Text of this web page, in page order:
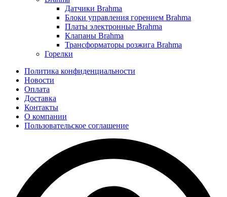
Датчики Brahma
Блоки управления горением Brahma
Платы электронные Brahma
Клапаны Brahma
Трансформаторы розжига Brahma
Горелки
Политика конфиденциальности
Новости
Оплата
Доставка
Контакты
О компании
Пользовательское соглашение